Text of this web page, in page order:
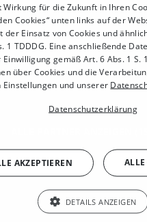
das? Unterschied
erklärt
der Suche nach einem
stolperst Du oft über
oder "DATEV-Export". Aber
für die Zukunft in Ihren
Cookies“ unten links auf der
der Einsatz von Cookies und
1 TDDDG. Eine anschließende
Einwilligung gemäß Art. 6 Abs. 1 S.
über Cookies und die
und unserer
Datenschutzerklärung
AKZEPTIEREN
DETAILS ANZEIGEN